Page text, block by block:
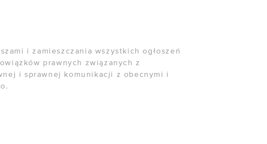
/ EZD RP
WDROŻENIA
i zamieszczania wszystkich ogłoszeń
prawnych związanych z
i sprawnej komunikacji z obecnymi i